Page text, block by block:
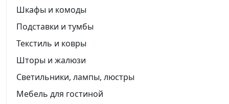
Шкафы и комоды
Подставки и тумбы
Текстиль и ковры
Шторы и жалюзи
Светильники, лампы, люстры
Мебель для гостиной